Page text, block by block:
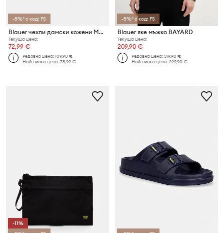
-5%* с код: FS
Blauer чехли дамски кожени MOODY01
Текуща цена:
72,99 €
Редовна цена:109,90 €
Най-ниска цена:75,99 €
-5%* с код: FS
Blauer яке мъжко BAYARD
Текуща цена:
209,90 €
Редовна цена:319,90 €
Най-ниска цена:229,90 €
-11%